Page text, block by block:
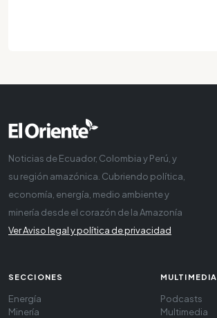
Noticias de Ecuador, Colombia y Perú, y
su región amazónica. Cubriendo política,
economía, energía, medio ambiente y
minería desde el corazón de la Amazonía
Ver Aviso legal y política de privacidad
SECCIONES
Energía
Minería
MULTIMEDIA
Podcasts
Multimedia